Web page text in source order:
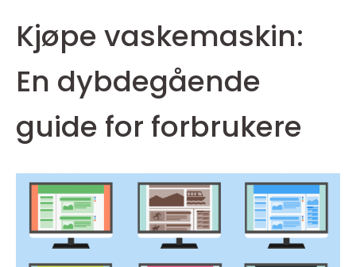
Kjøpe vaskemaskin:
En dybdegående
guide for forbrukere